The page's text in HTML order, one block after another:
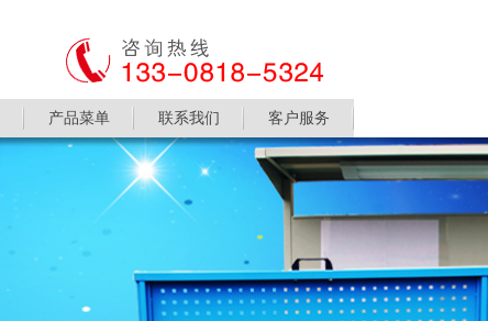
产品菜单 联系我们 客户服务